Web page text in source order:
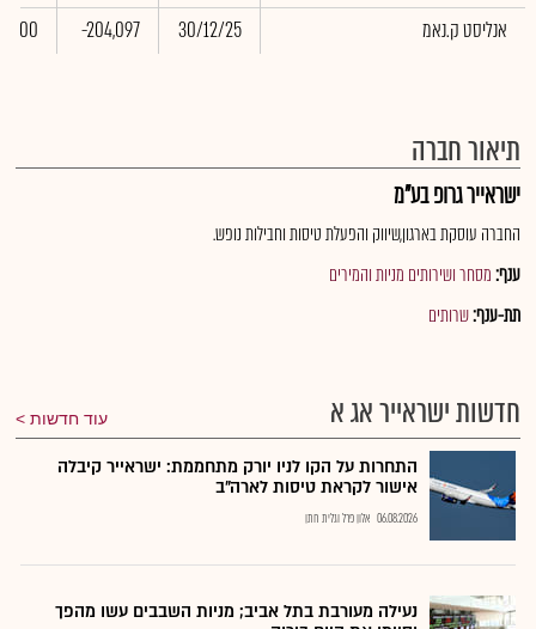
אנליסט ק.נאמ
30/12/25
-204,097
0.00
תיאור חברה
ישראייר גרופ בע"מ
החברה עוסקת בארגון,שיווק והפעלת טיסות וחבילות נופש.
ענף:מסחר ושירותים מניות והמירים
תת-ענף:שרותים
חדשות ישראייר אג א עוד חדשות
התחרות על הקו לניו יורק מתחממת: ישראייר קיבלה
אישור לקראת טיסות לארה"ב
06.08.2026 אלון פרל וגלית חתן
נעילה מעורבת בתל אביב; מניות השבבים עשו מהפך